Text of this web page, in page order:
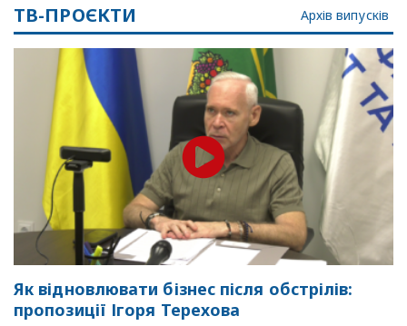
ТВ-ПРОЄКТИ Архів випусків
Як відновлювати бізнес після обстрілів:
пропозиції Ігоря Терехова